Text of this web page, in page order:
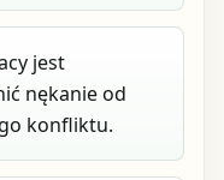
jest
nękanie od
konfliktu.